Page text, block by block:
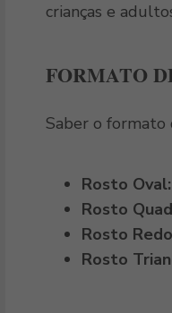
crianças e
FORMATO
Saber o formato
Rosto Oval:
Rosto
Rosto
Rosto